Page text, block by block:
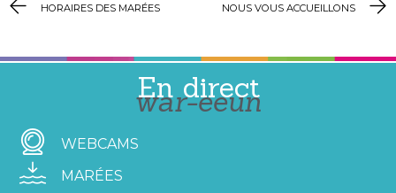
HORAIRES DES MARÉES NOUS VOUS ACCUEILLONS
En direct
war-eeun
WEBCAMS
MARÉES